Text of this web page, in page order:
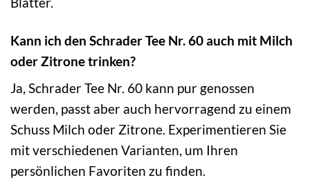
Kann ich den Schrader Tee Nr. 60 auch mit Milch
oder Zitrone trinken?
Ja, Schrader Tee Nr. 60 kann pur genossen
werden, passt aber auch hervorragend zu einem
Schuss Milch oder Zitrone. Experimentieren Sie
mit verschiedenen Varianten, um Ihren
persönlichen Favoriten zu finden.